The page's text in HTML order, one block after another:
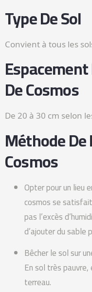
Type De Sol
Convient à tous les
De Cosmos
De 20 à 30 cm selon
Méthode
Cosmos
Opter pour un lieu
cosmos se
pas l’excès
d’ajouter du sable
Bêcher le sol sur
En sol très
terreau.